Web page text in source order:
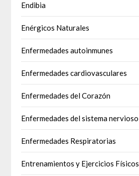
Endibia
Enérgicos Naturales
Enfermedades autoinmunes
Enfermedades cardiovasculares
Enfermedades del Corazón
Enfermedades del sistema nervioso
Enfermedades Respiratorias
Entrenamientos y Ejercicios Físicos